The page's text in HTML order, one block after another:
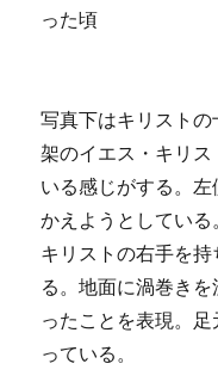
った頃
写真下はキリスト
架のイエス・キリ
いる感じがする。
かえようとしている
キリストの右手を
る。地面に渦巻き
ったことを表現。
っている。